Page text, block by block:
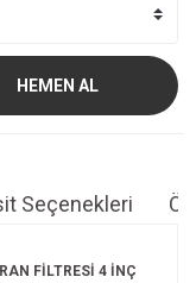
HEMEN AL
Seçenekleri
FİLTRESİ 4 İNÇ